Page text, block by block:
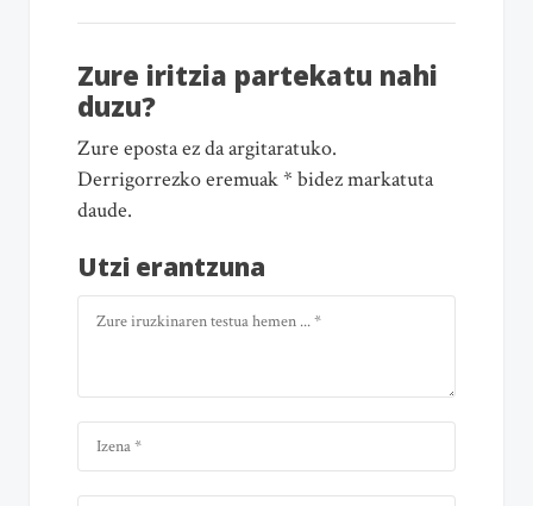
Zure iritzia partekatu nahi
duzu?
Zure eposta ez da argitaratuko.
Derrigorrezko eremuak * bidez markatuta
daude.
Utzi erantzuna